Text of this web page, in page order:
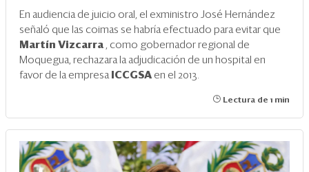
En audiencia de juicio oral, el exministro José Hernández
señaló que las coimas se habría efectuado para evitar que
Martín Vizcarra , como gobernador regional de
Moquegua, rechazara la adjudicación de un hospital en
favor de la empresa ICCGSA en el 2013.
Lectura de 1 min